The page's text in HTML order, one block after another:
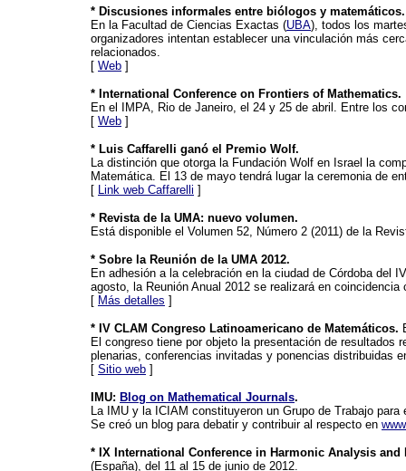
* Discusiones informales entre biólogos y matemáticos.
En la Facultad de Ciencias Exactas (UBA), todos los
organizadores intentan establecer una vinculación más
relacionados.
[ Web ]
* International Conference on Frontiers of Mathematics.
En el IMPA, Rio de Janeiro, el 24 y 25 de abril. Entre los
[ Web ]
* Luis Caffarelli ganó el Premio Wolf.
La distinción que otorga la Fundación Wolf en Israel la
Matemática. El 13 de mayo tendrá lugar la ceremonia de
[ Link web Caffarelli ]
* Revista de la UMA: nuevo volumen.
Está disponible el Volumen 52, Número 2 (2011) de la
* Sobre la Reunión de la UMA 2012.
En adhesión a la celebración en la ciudad de Córdoba del
agosto, la Reunión Anual 2012 se realizará en
[ Más detalles ]
* IV CLAM Congreso Latinoamericano de Matemáticos.
El congreso tiene por objeto la presentación de
plenarias, conferencias invitadas y ponencias distribuidas
[ Sitio web ]
IMU: Blog on Mathematical Journals.
La IMU y la ICIAM constituyeron un Grupo de Trabajo
Se creó un blog para debatir y contribuir al respecto en
* IX International Conference in Harmonic Analysis and
(España), del 11 al 15 de junio de 2012.